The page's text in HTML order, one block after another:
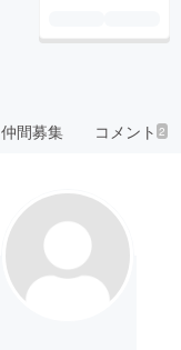
仲間募集 コメント2